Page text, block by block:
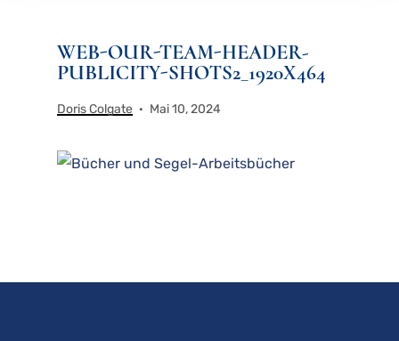
WEB-OUR-TEAM-HEADER-
PUBLICITY-SHOTS2_1920X464
Doris Colgate Mai 10, 2024